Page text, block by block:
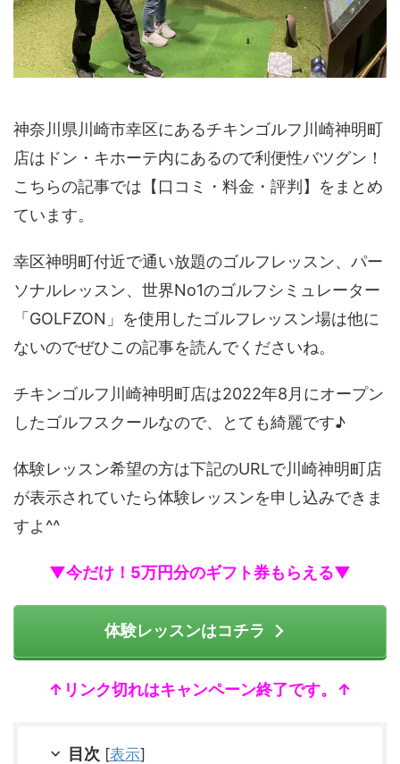
神奈川県川崎市幸区にあるチキンゴルフ川崎神明町
店はドン・キホーテ内にあるので利便性バツグン！
こちらの記事では【口コミ・料金・評判】をまとめ
ています。
幸区神明町付近で通い放題のゴルフレッスン、パー
ソナルレッスン、世界No1のゴルフシミュレーター
「GOLFZON」を使用したゴルフレッスン場は他に
ないのでぜひこの記事を読んでくださいね。
チキンゴルフ川崎神明町店は2022年8月にオープン
したゴルフスクールなので、とても綺麗です♪
体験レッスン希望の方は下記のURLで川崎神明町店
が表示されていたら体験レッスンを申し込みできま
すよ^^
▼今だけ！5万円分のギフト券もらえる▼
体験レッスンはコチラ
↑リンク切れはキャンペーン終了です。↑
目次 [表示]